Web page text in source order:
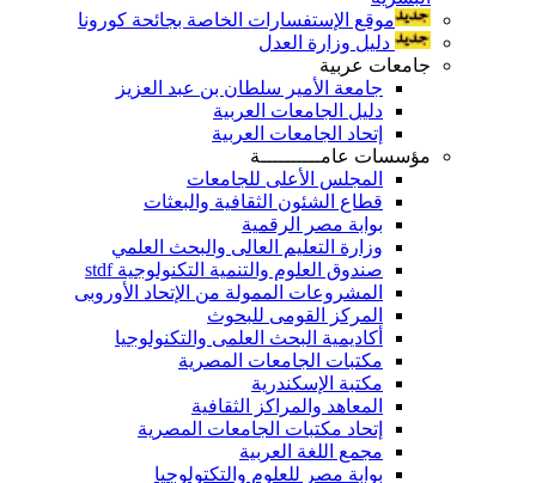
موقع الإستفسارات الخاصة بجائحة كورونا
دليل وزارة العدل
جامعات عربية
جامعة الأمير سلطان بن عبد العزيز
دليل الجامعات العربية
إتحاد الجامعات العربية
مؤسسات عامــــــــــة
المجلس الأعلى للجامعات
قطاع الشئون الثقافية والبعثات
بوابة مصر الرقمية
وزارة التعليم العالى والبحث العلمي
صندوق العلوم والتنمية التكنولوجية stdf
المشروعات الممولة من الإتحاد الأوروبى
المركز القومى للبحوث
أكاديمية البحث العلمى والتكنولوجيا
مكتبات الجامعات المصرية
مكتبة الإسكندرية
المعاهد والمراكز الثقافية
إتحاد مكتبات الجامعات المصرية
مجمع اللغة العربية
بوابة مصر للعلوم والتكتولوجيا